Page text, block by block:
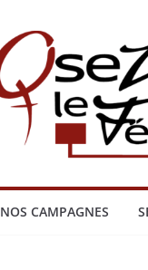
NOS CAMPAGNES